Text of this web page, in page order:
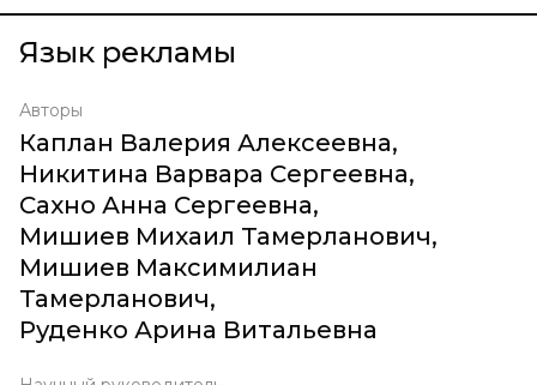
Язык рекламы
Авторы
Каплан Валерия Алексеевна,
Никитина Варвара Сергеевна,
Сахно Анна Сергеевна,
Мишиев Михаил Тамерланович,
Мишиев Максимилиан
Тамерланович,
Руденко Арина Витальевна